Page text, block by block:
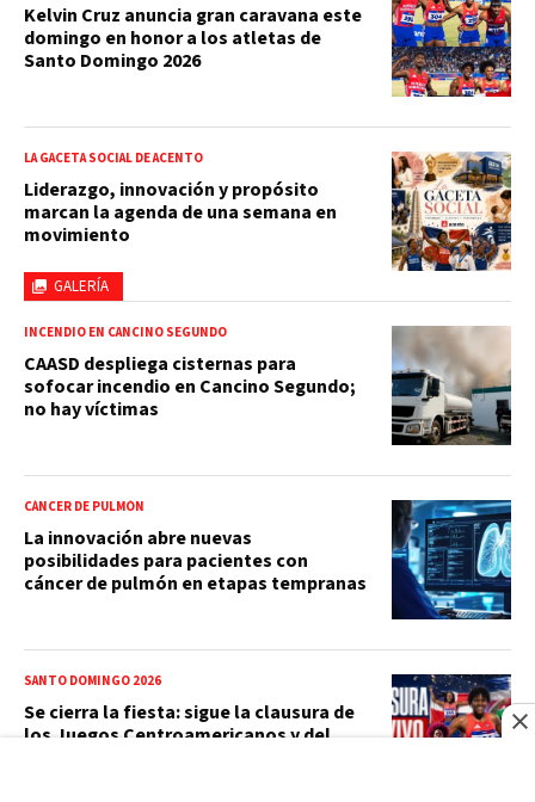
Kelvin Cruz anuncia gran caravana este
domingo en honor a los atletas de
Santo Domingo 2026
GALERÍA
LA GACETA SOCIAL DE ACENTO
Liderazgo, innovación y propósito
marcan la agenda de una semana en
movimiento
INCENDIO EN CANCINO SEGUNDO
CAASD despliega cisternas para
sofocar incendio en Cancino Segundo;
no hay víctimas
CÁNCER DE PULMÓN
La innovación abre nuevas
posibilidades para pacientes con
cáncer de pulmón en etapas tempranas
SANTO DOMINGO 2026
Se cierra la fiesta: sigue la clausura de
los Juegos Centroamericanos y del